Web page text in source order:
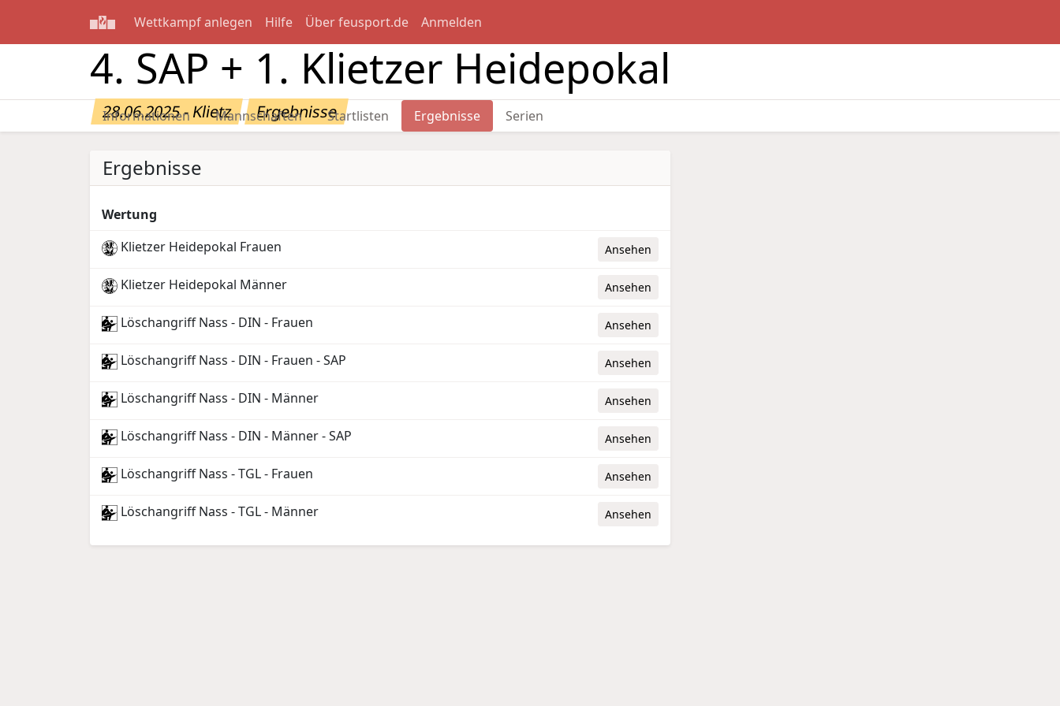
Wettkampf anlegen Hilfe Über feusport.de Anmelden
4. SAP + 1. Klietzer Heidepokal
28.06.2025 - Klietz Ergebnisse
Informationen Mannschaften Startlisten Ergebnisse Serien
Ergebnisse
Wertung
Klietzer Heidepokal Frauen
Ansehen
Klietzer Heidepokal Männer Ansehen
Löschangriff Nass - DIN - Frauen Ansehen
Löschangriff Nass - DIN - Frauen - SAP Ansehen
Löschangriff Nass - DIN - Männer Ansehen
Löschangriff Nass - DIN - Männer - SAP Ansehen
Löschangriff Nass - TGL - Frauen Ansehen
Löschangriff Nass - TGL - Männer Ansehen